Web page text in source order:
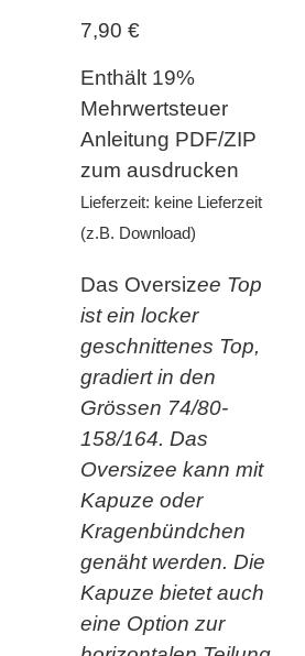
7,90 €
Enthält 19%
Mehrwertsteuer
Anleitung PDF/ZIP
zum ausdrucken
Lieferzeit: keine Lieferzeit
(z.B. Download)
Das Oversizee Top
ist ein locker
geschnittenes Top,
gradiert in den
Grössen 74/80-
158/164. Das
Oversizee kann mit
Kapuze oder
Kragenbündchen
genäht werden. Die
Kapuze bietet auch
eine Option zur